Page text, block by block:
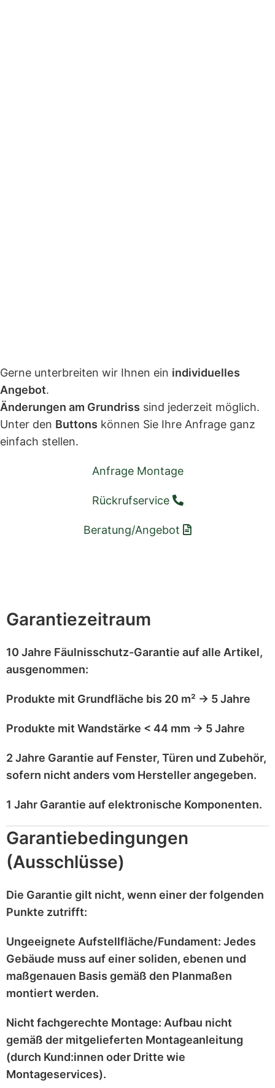
Gerne unterbreiten wir Ihnen ein individuelles
Angebot.
Änderungen am Grundriss sind jederzeit möglich.
Unter den Buttons können Sie Ihre Anfrage ganz
einfach stellen.
Anfrage Montage
Rückrufservice
Beratung/Angebot
Garantiezeitraum
10 Jahre Fäulnisschutz-Garantie auf alle Artikel,
ausgenommen:
Produkte mit Grundfläche bis 20 m² → 5 Jahre
Produkte mit Wandstärke < 44 mm → 5 Jahre
2 Jahre Garantie auf Fenster, Türen und Zubehör,
sofern nicht anders vom Hersteller angegeben.
1 Jahr Garantie aufelektronische Komponenten.
Garantiebedingungen
(Ausschlüsse)
Die Garantie gilt nicht, wenn einer der folgenden
Punkte zutrifft:
Ungeeignete Aufstellfläche/Fundament: Jedes
Gebäude muss auf einer soliden, ebenen und
maßgenauen Basis gemäß den Planmaßen
montiert werden.
Nicht fachgerechte Montage: Aufbau nicht
gemäß der mitgelieferten Montageanleitung
(durch Kund:innen oder Dritte wie
Montageservices).